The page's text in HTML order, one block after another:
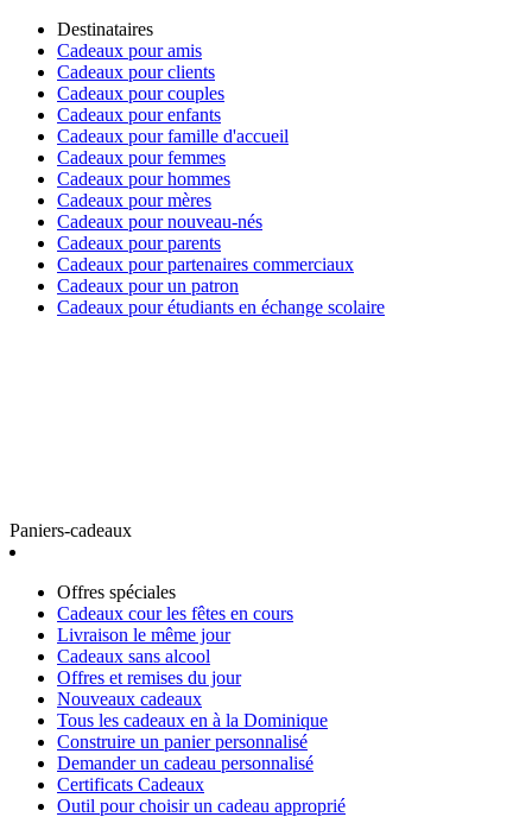
Destinataires
Cadeaux pour amis
Cadeaux pour clients
Cadeaux pour couples
Cadeaux pour enfants
Cadeaux pour famille d'accueil
Cadeaux pour femmes
Cadeaux pour hommes
Cadeaux pour mères
Cadeaux pour nouveau-nés
Cadeaux pour parents
Cadeaux pour partenaires commerciaux
Cadeaux pour un patron
Cadeaux pour étudiants en échange scolaire
Paniers-cadeaux
Offres spéciales
Cadeaux cour les fêtes en cours
Livraison le même jour
Cadeaux sans alcool
Offres et remises du jour
Nouveaux cadeaux
Tous les cadeaux en à la Dominique
Construire un panier personnalisé
Demander un cadeau personnalisé
Certificats Cadeaux
Outil pour choisir un cadeau approprié